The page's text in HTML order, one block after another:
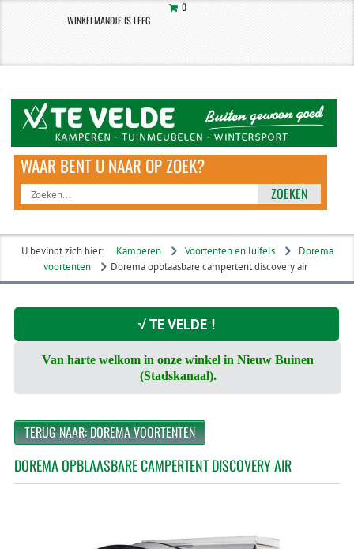
0
WINKELMANDJE IS LEEG
ZOEKEN
U bevindt zich hier: Kamperen Voortenten en luifels
Dorema
voortenten
Dorema opblaasbare campertent discovery air
√ TE VELDE !
Van harte welkom in onze winkel in Nieuw Buinen
(Stadskanaal).
TERUG NAAR: DOREMA VOORTENTEN
DOREMA OPBLAASBARE CAMPERTENT DISCOVERY AIR